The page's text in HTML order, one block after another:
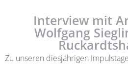
Interview mit
Wolfgang
Zu unseren diesjährigen